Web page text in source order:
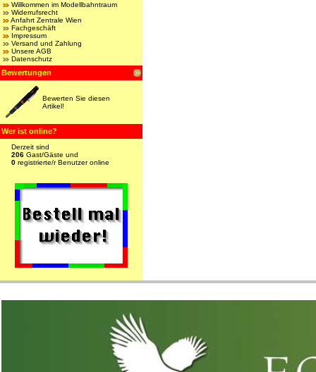
Willkommen im Modellbahntraum
Widerrufsrecht
Anfahrt Zentrale Wien
Fachgeschäft
Impressum
Versand und Zahlung
Unsere AGB
Datenschutz
Bewertungen
Bewerten Sie diesen
Artikel!
Wer ist online?
Derzeit sind
206 Gast/Gäste und
0 registrierte/r Benutzer online